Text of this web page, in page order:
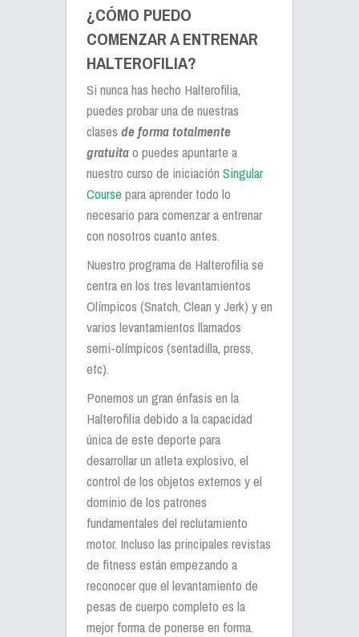
¿CÓMO PUEDO
COMENZAR A ENTRENAR
HALTEROFILIA?
Si nunca has hecho Halterofilia,
puedes probar una de nuestras
clases de forma totalmente
gratuitao puedes apuntarte a
nuestro curso de iniciación Singular
Coursepara aprender todo lo
necesario para comenzar a entrenar
con nosotros cuanto antes.
Nuestro programa de Halterofilia se
centra en los tres levantamientos
Olímpicos (Snatch, Clean y Jerk) y en
varios levantamientos llamados
semi-olímpicos (sentadilla, press,
etc).
Ponemos un gran énfasis en la
Halterofilia debido a la capacidad
única de este deporte para
desarrollar un atleta explosivo, el
control de los objetos externos y el
dominio de los patrones
fundamentales del reclutamiento
motor. Incluso las principales revistas
de fitness están empezando a
reconocer que el levantamiento de
pesas de cuerpo completo es la
mejor forma de ponerse en forma.